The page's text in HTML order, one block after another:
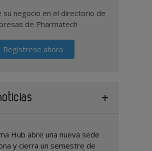
su negocio en el directorio de
de Pharmatech
Regístrese ahora
Hub abre una nueva sede
y cierra un semestre de